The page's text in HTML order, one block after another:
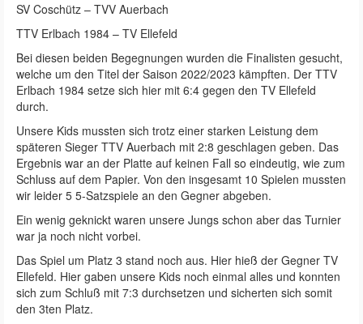
SV Coschütz – TVV Auerbach
TTV Erlbach 1984 – TV Ellefeld
Bei diesen beiden Begegnungen wurden die Finalisten gesucht,
welche um den Titel der Saison 2022/2023 kämpften. Der TTV
Erlbach 1984 setze sich hier mit 6:4 gegen den TV Ellefeld
durch.
Unsere Kids mussten sich trotz einer starken Leistung dem
späteren Sieger TTV Auerbach mit 2:8 geschlagen geben. Das
Ergebnis war an der Platte auf keinen Fall so eindeutig, wie zum
Schluss auf dem Papier. Von den insgesamt 10 Spielen mussten
wir leider 5 5-Satzspiele an den Gegner abgeben.
Ein wenig geknickt waren unsere Jungs schon aber das Turnier
war ja noch nicht vorbei.
Das Spiel um Platz 3 stand noch aus. Hier hieß der Gegner TV
Ellefeld. Hier gaben unsere Kids noch einmal alles und konnten
sich zum Schluß mit 7:3 durchsetzen und sicherten sich somit
den 3ten Platz.